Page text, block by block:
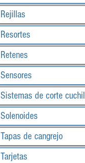
Rejillas
Resortes
Retenes
Sensores
Sistemas de corte
Solenoides
Tapas de cangrejo
Tarjetas